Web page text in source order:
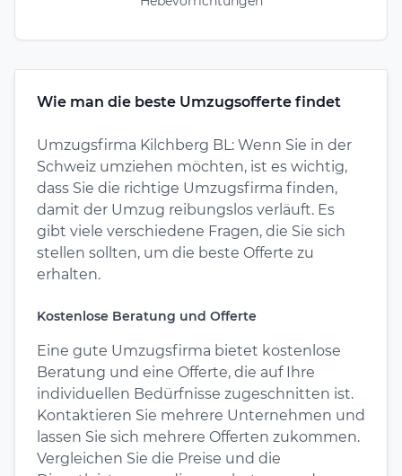
Wie man die beste Umzugsofferte findet
Umzugsfirma Kilchberg BL: Wenn Sie in der
Schweiz umziehen möchten, ist es wichtig,
dass Sie die richtige Umzugsfirma finden,
damit der Umzug reibungslos verläuft. Es
gibt viele verschiedene Fragen, die Sie sich
stellen sollten, um die beste Offerte zu
erhalten.
Kostenlose Beratung und Offerte
Eine gute Umzugsfirma bietet kostenlose
Beratung und eine Offerte, die auf Ihre
individuellen Bedürfnisse zugeschnitten ist.
Kontaktieren Sie mehrere Unternehmen und
lassen Sie sich mehrere Offerten zukommen.
Vergleichen Sie die Preise und die